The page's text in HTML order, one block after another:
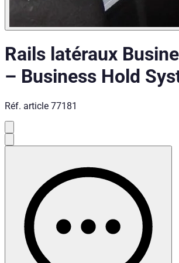
Rails latéraux
– Business Hold
Réf. article 77181